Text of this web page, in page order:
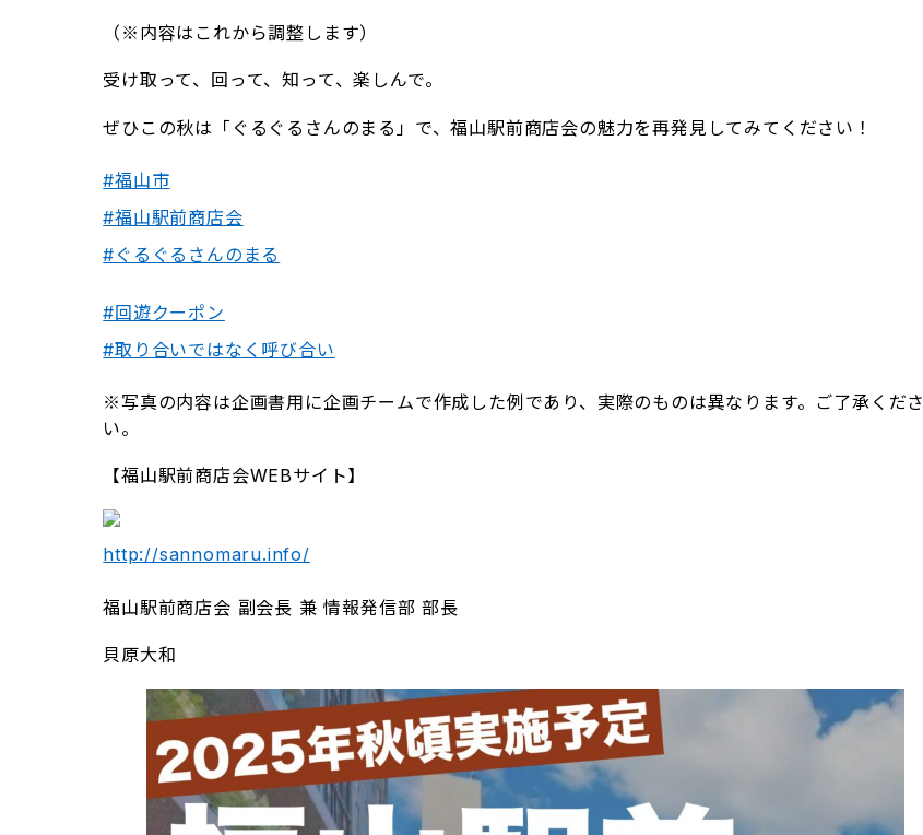
（※内容はこれから調整します）
受け取って、回って、知って、楽しんで。
ぜひこの秋は「ぐるぐるさんのまる」で、福山駅前商店会の魅力を再発見してみてください！
#福山市
#福山駅前商店会
#ぐるぐるさんのまる
#回遊クーポン
#取り合いではなく呼び合い
※写真の内容は企画書用に企画チームで作成した例であり、実際のものは異なります。ご了承くださ
い。
【福山駅前商店会WEBサイト】
http://sannomaru.info/
福山駅前商店会 副会長 兼 情報発信部 部長
貝原大和